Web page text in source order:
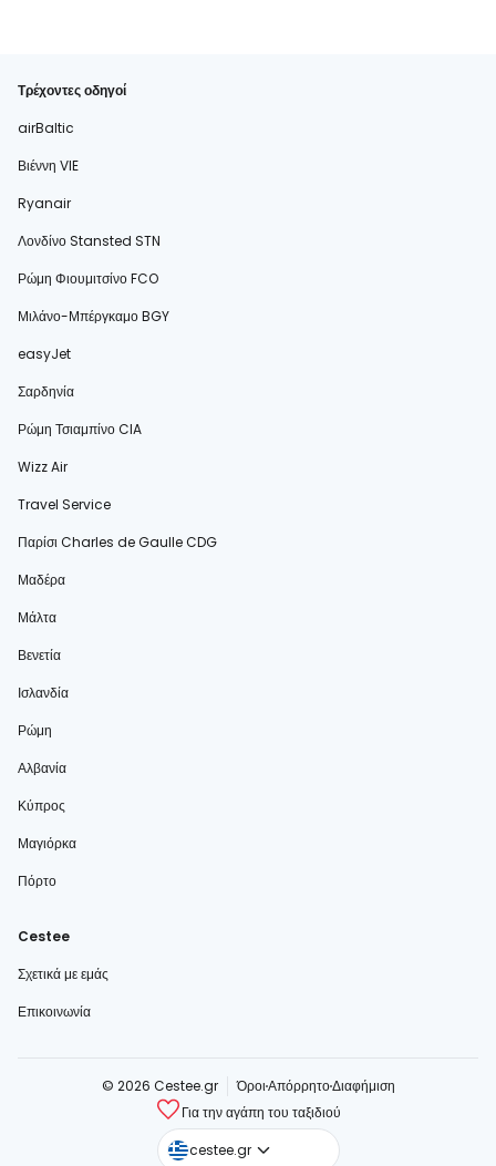
Τρέχοντες οδηγοί
airBaltic
Βιέννη VIE
Ryanair
Λονδίνο Stansted STN
Ρώμη Φιουμιτσίνο FCO
Μιλάνο-Μπέργκαμο BGY
easyJet
Σαρδηνία
Ρώμη Τσιαμπίνο CIA
Wizz Air
Travel Service
Παρίσι Charles de Gaulle CDG
Μαδέρα
Μάλτα
Βενετία
Ισλανδία
Ρώμη
Αλβανία
Κύπρος
Μαγιόρκα
Πόρτο
Cestee
Σχετικά με εμάς
Επικοινωνία
© 2026 Cestee.gr ΌροιΑπόρρητοΔιαφήμιση
Για την αγάπη του ταξιδιού
cestee.gr
cestee.com